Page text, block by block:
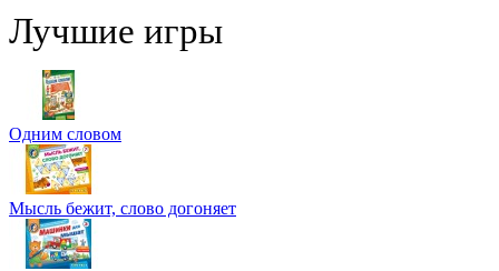
Лучшие игры
Одним словом
Мысль бежит, слово догоняет